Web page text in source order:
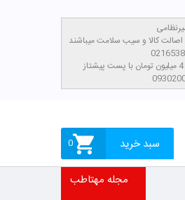
سبد خرید 0
مجله مهتاطب